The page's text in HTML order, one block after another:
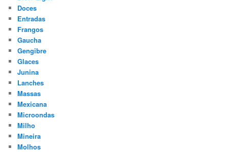
Doces
Entradas
Frangos
Gaucha
Gengibre
Glaces
Junina
Lanches
Massas
Mexicana
Microondas
Milho
Mineira
Molhos